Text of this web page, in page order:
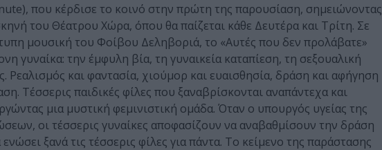
που κέρδισε το κοινό στην πρώτη της παρουσίαση, σημειώνοντας
του Θέατρου Χώρα, όπου θα παίζεται κάθε Δευτέρα και Τρίτη. Σε
μουσική του Φοίβου Δεληβοριά, το «Αυτές που δεν προλάβατε»
γυναίκα: την έμφυλη βία, τη γυναικεία καταπίεση, τη σεξουαλική
Ρεαλισμός και φαντασία, χιούμορ και ευαισθησία, δράση και αφήγηση
Τέσσερις παιδικές φίλες που ξαναβρίσκονται αναπάντεχα και
μια μυστική φεμινιστική ομάδα. Όταν ο υπουργός υγείας της
οι τέσσερις γυναίκες αποφασίζουν να αναβαθμίσουν την δράση
ξανά τις τέσσερις φίλες για πάντα. Το κείμενο της παράστασης